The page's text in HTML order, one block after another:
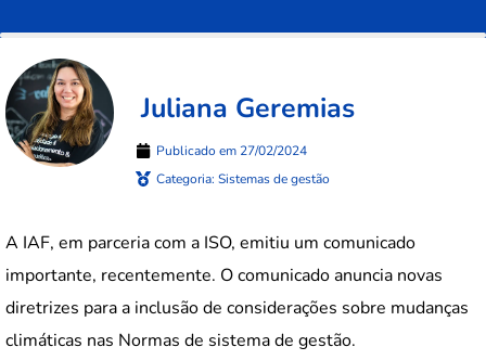
Juliana Geremias
Publicado em 27/02/2024
Categoria: Sistemas de gestão
A IAF, em parceria com a ISO, emitiu um comunicado
importante, recentemente. O comunicado anuncia novas
diretrizes para a inclusão de considerações sobre mudanças
climáticas nas Normas de sistema de gestão.